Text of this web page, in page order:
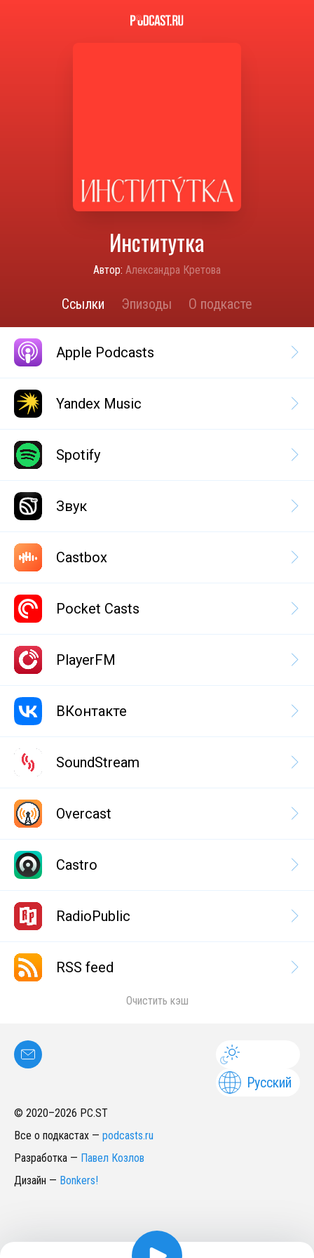
Институтка
Автор: Александра Кретова
Ссылки Эпизоды О подкасте
Apple Podcasts
Yandex Music
Spotify
Звук
Castbox
Pocket Casts
PlayerFM
ВКонтакте
SoundStream
Overcast
Castro
RadioPublic
RSS feed
Очистить кэш
Русский
© 2020–2026 PC.ST
Все о подкастах — podcasts.ru
Разработка — Павел Козлов
Дизайн — Bonkers!